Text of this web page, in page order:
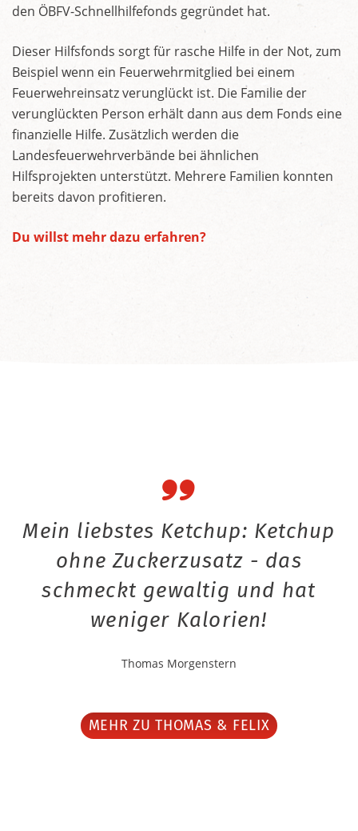
den ÖBFV-Schnellhilfefonds gegründet hat.
Dieser Hilfsfonds sorgt für rasche Hilfe in der Not, zum
Beispiel wenn ein Feuerwehrmitglied bei einem
Feuerwehreinsatz verunglückt ist. Die Familie der
verunglückten Person erhält dann aus dem Fonds eine
finanzielle Hilfe. Zusätzlich werden die
Landesfeuerwehrverbände bei ähnlichen
Hilfsprojekten unterstützt. Mehrere Familien konnten
bereits davon profitieren.
Du willst mehr dazu erfahren?
Mein liebstes Ketchup: Ketchup
ohne Zuckerzusatz - das
schmeckt gewaltig und hat
weniger Kalorien!
Thomas Morgenstern
MEHR ZU THOMAS & FELIX